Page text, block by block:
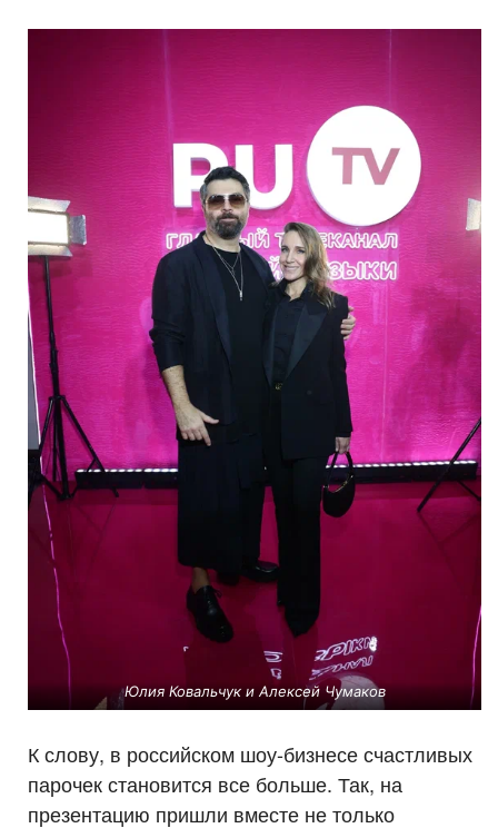
Юлия Ковальчук и Алексей Чумаков
К слову, в российском шоу-бизнесе счастливых
парочек становится все больше. Так, на
презентацию пришли вместе не только